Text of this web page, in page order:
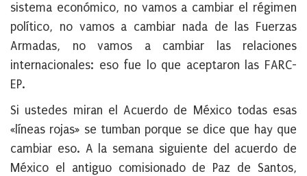
sistema económico, no vamos a cambiar el régimen
político, no vamos a cambiar nada de las Fuerzas
Armadas, no vamos a cambiar las relaciones
internacionales: eso fue lo que aceptaron las FARC-
EP.
Si ustedes miran el Acuerdo de México todas esas
«líneas rojas» se tumban porque se dice que hay que
cambiar eso. A la semana siguiente del acuerdo de
México el antiguo comisionado de Paz de Santos,